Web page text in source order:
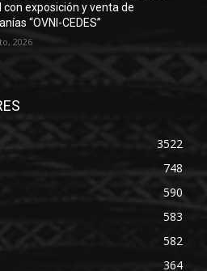
con exposición y venta de
“OVNI-CEDES”
2026
3522
748
590
583
582
364